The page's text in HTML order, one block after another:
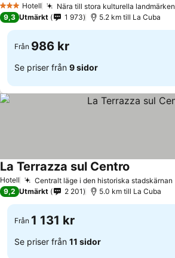
3 StjärnorHotell Nära till stora kulturella landmärken
9,3 Utmärkt 1 973 5.2 km till La Cuba
Från 986 kr
Se priser från 9 sidor
Hotell Centralt läge i den historiska stadskärnan
La Terrazza sul Centro
9,2 Utmärkt 2 201 5.0 km till La Cuba
Från 1 131 kr
Se priser från 11 sidor